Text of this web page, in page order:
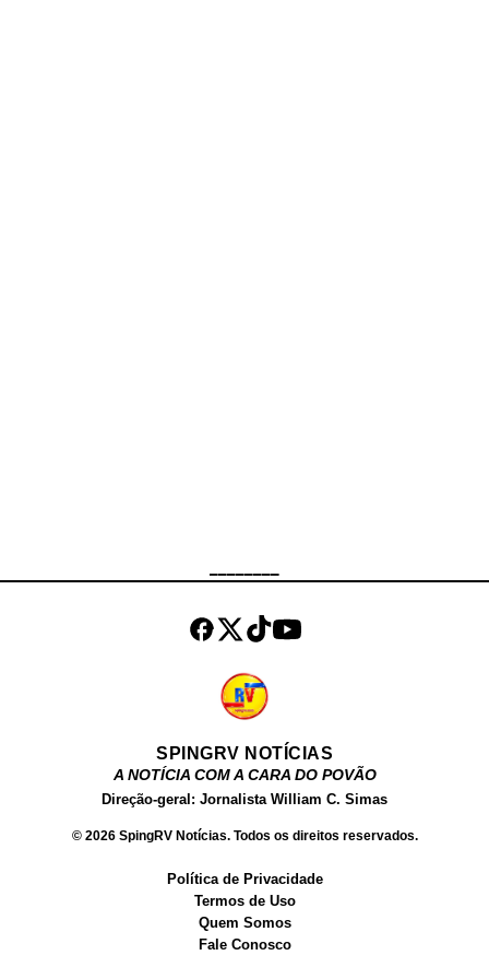
atualmente tem 15 anos. Em
setembro de 2020, Kylin Kalani
tinha mais de meio milhão de
seguidores ...
SPINGRV NOTÍCIAS
A NOTÍCIA COM A CARA DO POVÃO
Direção-geral: Jornalista William C. Simas
© 2026 SpingRV Notícias. Todos os direitos reservados.
Política de Privacidade
Termos de Uso
Quem Somos
Fale Conosco